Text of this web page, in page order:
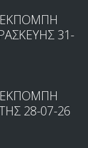
31-
28-07-26